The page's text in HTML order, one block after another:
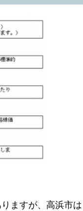
ますが、高浜市